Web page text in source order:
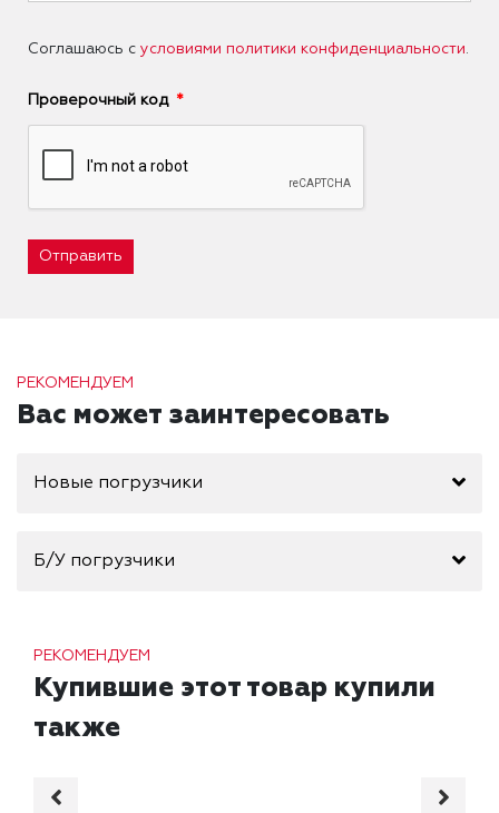
Соглашаюсь с условиями политики конфиденциальности.
Проверочный код
Отправить
РЕКОМЕНДУЕМ
Вас может заинтересовать
Новые погрузчики
Б/У погрузчики
РЕКОМЕНДУЕМ
Купившие этот товар купили
также